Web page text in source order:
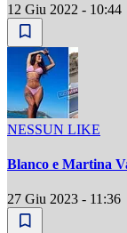
12 Giu 2022 - 10:44
NESSUN LIKE
Blanco e Martina
27 Giu 2023 - 11:36